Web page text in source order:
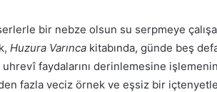
bir nebze olsun su serpmeye
Huzura Varınca kitabında, günde beş
uhrevî faydalarını derinlemesine
fazla veciz örnek ve eşsiz bir içtenyetle